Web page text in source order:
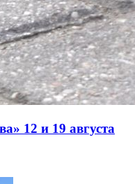
12 и 19 августа